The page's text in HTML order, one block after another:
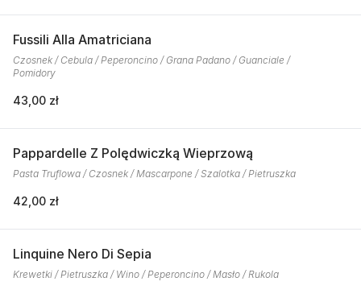
Fussili Alla Amatriciana
Czosnek / Cebula / Peperoncino / Grana Padano / Guanciale /
Pomidory
43,00 zł
Pappardelle Z Polędwiczką Wieprzową
Pasta Truflowa / Czosnek / Mascarpone / Szalotka / Pietruszka
42,00 zł
Linquine Nero Di Sepia
Krewetki / Pietruszka / Wino / Peperoncino / Masło / Rukola